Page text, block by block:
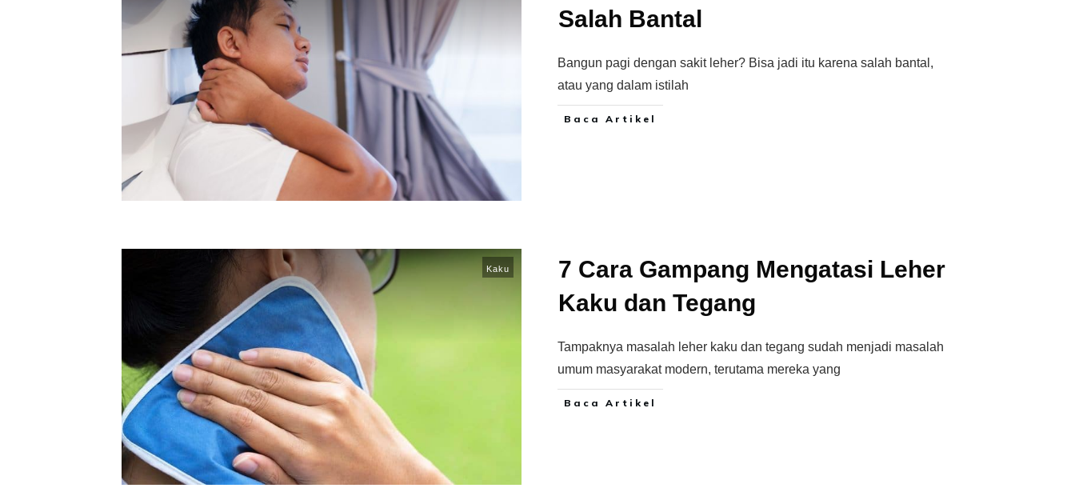
Salah Bantal
Bangun pagi dengan sakit leher? Bisa jadi itu karena salah bantal,
atau yang dalam istilah
Baca Artikel
Kaku
7 Cara Gampang Mengatasi Leher
Kaku dan Tegang
Tampaknya masalah leher kaku dan tegang sudah menjadi masalah
umum masyarakat modern, terutama mereka yang
Baca Artikel